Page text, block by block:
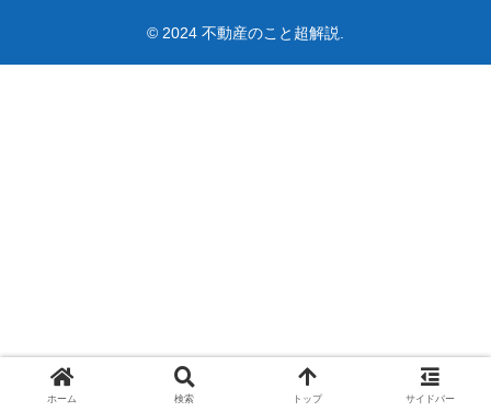
© 2024 不動産のこと超解説.
ホーム 検索 トップ サイドバー